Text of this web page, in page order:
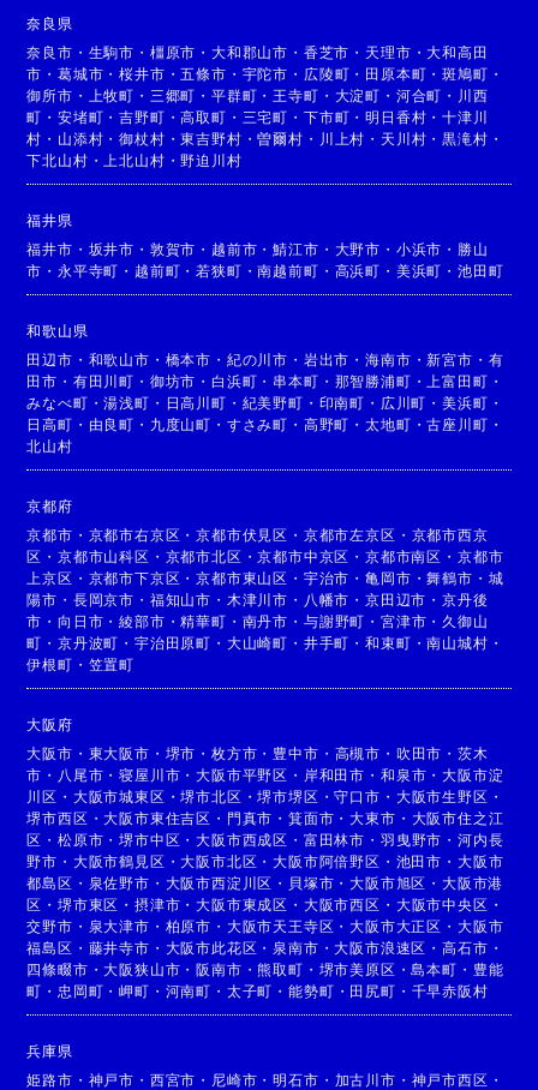
奈良県
奈良市 ・ 生駒市 ・ 橿原市 ・大和郡山市 ・ 香芝市 ・ 天理市 ・大和高田
市 ・葛城市 ・桜井市 ・五條市 ・ 宇陀市 ・ 広陵町 ・ 田原本町 ・斑鳩町 ・
御所市 ・ 上牧町 ・ 三郷町 ・平群町 ・ 王寺町 ・ 大淀町 ・ 河合町 ・ 川西
町 ・安堵町 ・吉野町 ・高取町 ・ 三宅町 ・ 下市町 ・明日香村 ・十津川
村 ・ 山添村 ・御杖村 ・東吉野村 ・曽爾村 ・ 川上村 ・ 天川村 ・黒滝村 ・
下北山村 ・ 上北山村 ・野迫川村
福井県
福井市 ・ 坂井市 ・ 敦賀市 ・ 越前市 ・鯖江市 ・ 大野市 ・ 小浜市 ・ 勝山
市 ・永平寺町 ・ 越前町 ・若狭町 ・南越前町 ・ 高浜町 ・ 美浜町 ・ 池田町
和歌山県
田辺市 ・ 和歌山市 ・ 橋本市 ・ 紀の川市 ・ 岩出市 ・海南市 ・新宮市 ・ 有
田市 ・ 有田川町 ・ 御坊市 ・ 白浜町 ・ 串本町 ・ 那智勝浦町 ・ 上富田町 ・
みなべ町 ・湯浅町 ・ 日高川町 ・ 紀美野町 ・ 印南町 ・ 広川町 ・美浜町 ・
日高町 ・ 由良町 ・ 九度山町 ・ すさみ町 ・ 高野町 ・太地町 ・古座川町 ・
北山村
京都府
京都市 ・ 京都市右京区 ・京都市伏見区 ・ 京都市左京区 ・ 京都市西京
区 ・京都市山科区 ・ 京都市北区 ・京都市中京区 ・京都市南区 ・ 京都市
上京区 ・ 京都市下京区 ・京都市東山区 ・ 宇治市 ・亀岡市 ・舞鶴市 ・ 城
陽市 ・ 長岡京市 ・ 福知山市 ・ 木津川市 ・ 八幡市 ・京田辺市 ・京丹後
市 ・向日市 ・綾部市 ・精華町 ・ 南丹市 ・ 与謝野町 ・ 宮津市 ・ 久御山
町 ・京丹波町 ・宇治田原町 ・ 大山崎町 ・ 井手町 ・和束町 ・南山城村 ・
伊根町 ・ 笠置町
大阪府
大阪市 ・ 東大阪市 ・ 堺市 ・枚方市 ・ 豊中市 ・ 高槻市 ・ 吹田市 ・ 茨木
市 ・ 八尾市 ・寝屋川市 ・大阪市平野区 ・ 岸和田市 ・ 和泉市 ・大阪市淀
川区 ・ 大阪市城東区 ・堺市北区 ・堺市堺区 ・守口市 ・ 大阪市生野区 ・
堺市西区 ・大阪市東住吉区 ・ 門真市 ・箕面市 ・大東市 ・ 大阪市住之江
区 ・松原市 ・堺市中区 ・大阪市西成区 ・ 富田林市 ・ 羽曳野市 ・ 河内長
野市 ・ 大阪市鶴見区 ・大阪市北区 ・大阪市阿倍野区 ・ 池田市 ・ 大阪市
都島区 ・ 泉佐野市 ・ 大阪市西淀川区 ・ 貝塚市 ・大阪市旭区 ・大阪市港
区 ・堺市東区 ・摂津市 ・大阪市東成区 ・ 大阪市西区 ・ 大阪市中央区 ・
交野市 ・ 泉大津市 ・ 柏原市 ・ 大阪市天王寺区 ・大阪市大正区 ・ 大阪市
福島区 ・ 藤井寺市 ・ 大阪市此花区 ・ 泉南市 ・大阪市浪速区 ・高石市 ・
四條畷市 ・大阪狭山市 ・阪南市 ・熊取町 ・ 堺市美原区 ・島本町 ・ 豊能
町 ・ 忠岡町 ・岬町 ・ 河南町 ・ 太子町 ・能勢町 ・ 田尻町 ・ 千早赤阪村
兵庫県
姫路市 ・ 神戸市 ・ 西宮市 ・ 尼崎市 ・明石市 ・ 加古川市 ・ 神戸市西区 ・